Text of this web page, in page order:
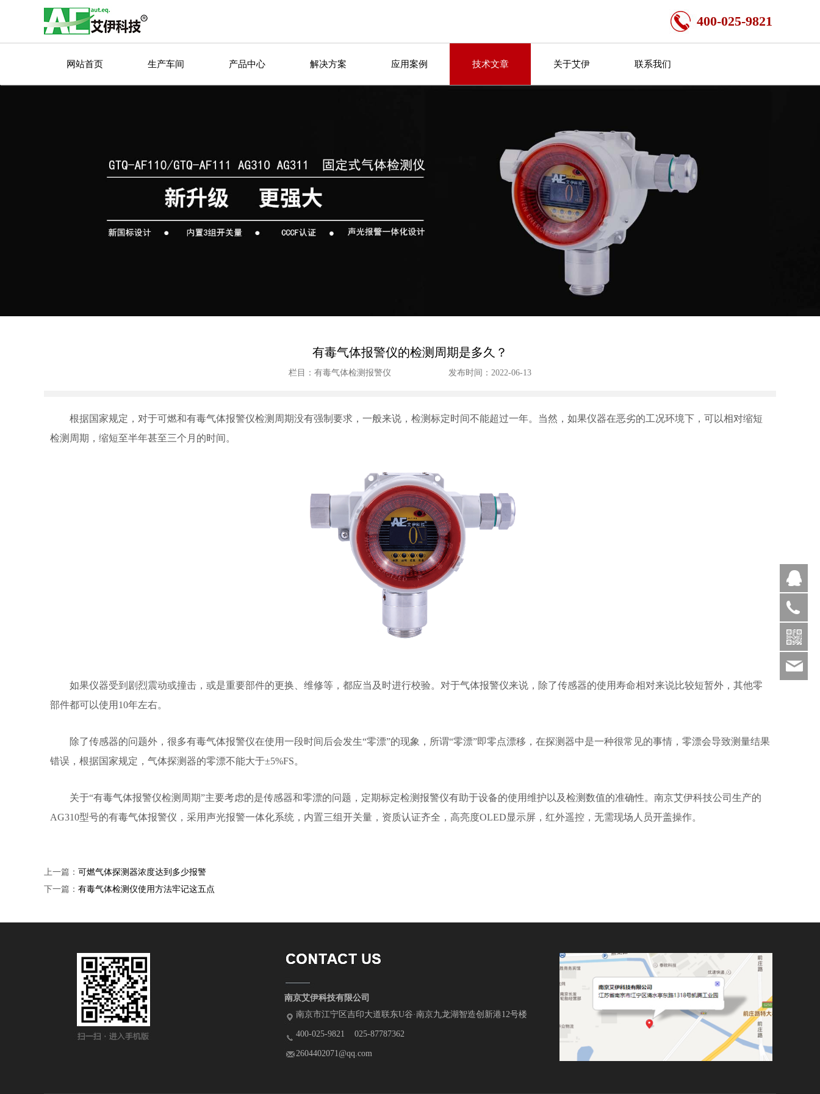
400-025-9821
网站首页 生产车间 产品中心 解决方案 应用案例 技术文章 关于艾伊 联系我们
有毒气体报警仪的检测周期是多久？
栏目：有毒气体检测报警仪 发布时间：2022-06-13
根据国家规定，对于可燃和有毒气体报警仪检测周期没有强制要求，一般来说，检测标定时间不能超过一年。当然，如果仪器在恶劣的工况环境下，可以相对缩短
检测周期，缩短至半年甚至三个月的时间。
如果仪器受到剧烈震动或撞击，或是重要部件的更换、维修等，都应当及时进行校验。对于气体报警仪来说，除了传感器的使用寿命相对来说比较短暂外，其他零
部件都可以使用10年左右。
除了传感器的问题外，很多有毒气体报警仪在使用一段时间后会发生“零漂”的现象，所谓“零漂”即零点漂移，在探测器中是一种很常见的事情，零漂会导致测量结果
错误，根据国家规定，气体探测器的零漂不能大于±5%FS。
关于“有毒气体报警仪检测周期”主要考虑的是传感器和零漂的问题，定期标定检测报警仪有助于设备的使用维护以及检测数值的准确性。南京艾伊科技公司生产的
AG310型号的有毒气体报警仪，采用声光报警一体化系统，内置三组开关量，资质认证齐全，高亮度OLED显示屏，红外遥控，无需现场人员开盖操作。
上一篇： 可燃气体探测器浓度达到多少报警
下一篇： 有毒气体检测仪使用方法牢记这五点
南京艾伊科技有限公司
南京市江宁区吉印大道联东U谷·南京九龙湖智造创新港12号楼
400-025-9821 025-87787362
2604402071@qq.com
400-
025-
9821